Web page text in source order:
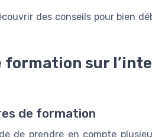
des conseils pour bien
sur
de formation
de prendre en compte